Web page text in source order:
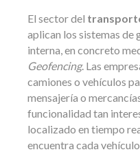
El sector del
aplican los sistemas
interna, en concreto
Geofencing. Las
camiones o vehículos
mensajería o
funcionalidad tan
localizado en tiempo
encuentra cada